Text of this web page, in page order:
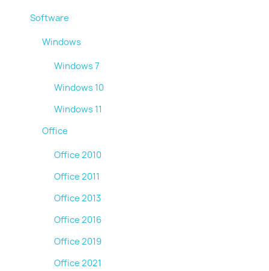
Software
Windows
Windows 7
Windows 10
Windows 11
Office
Office 2010
Office 2011
Office 2013
Office 2016
Office 2019
Office 2021